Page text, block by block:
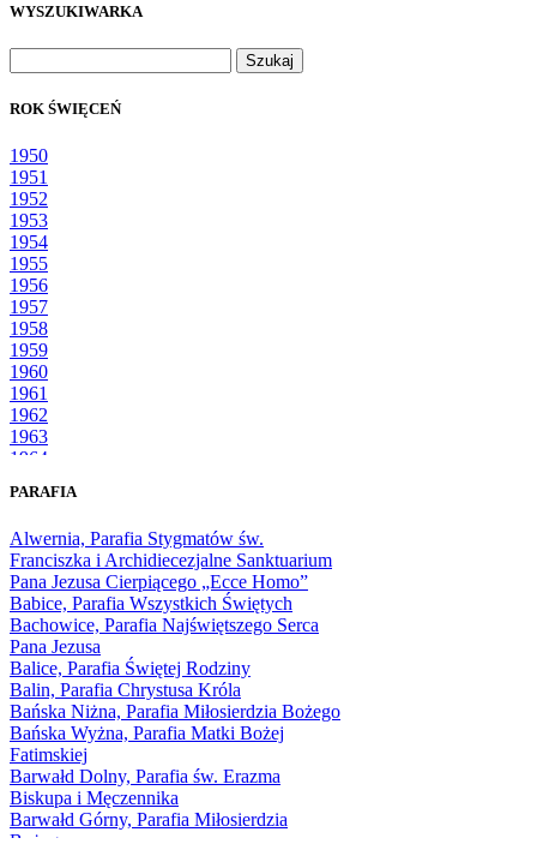
WYSZUKIWARKA
ROK ŚWIĘCEŃ
1950
1951
1952
1953
1954
1955
1956
1957
1958
1959
1960
1961
1962
1963
1964
1966
1968
1969
1970
1971
1972
1973
1974
1975
1976
1977
1978
1979
1980
1981
PARAFIA
Alwernia, Parafia Stygmatów św.
Franciszka i Archidiecezjalne Sanktuarium
Pana Jezusa Cierpiącego „Ecce Homo”
Babice, Parafia Wszystkich Świętych
Bachowice, Parafia Najświętszego Serca
Pana Jezusa
Balice, Parafia Świętej Rodziny
Balin, Parafia Chrystusa Króla
Bańska Niżna, Parafia Miłosierdzia Bożego
Bańska Wyżna, Parafia Matki Bożej
Fatimskiej
Barwałd Dolny, Parafia św. Erazma
Biskupa i Męczennika
Barwałd Górny, Parafia Miłosierdzia
Bożego